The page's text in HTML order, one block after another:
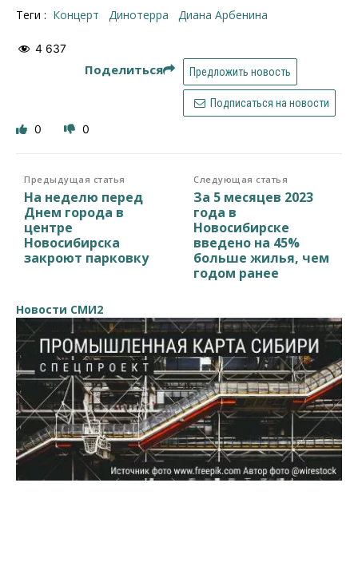
Теги : Концерт Динотерра Диана Арбенина
4 637
Поделиться Предложить новость
Подписаться на новости
0 0
Предыдущая статья
На неделю перед
Днем города в
центре
Новосибирска
закроют парковку
Следующая статья
За 5 месяцев 2023
года в
Новосибирске
введено на 45%
больше жилья, чем
годом ранее
Новости СМИ2